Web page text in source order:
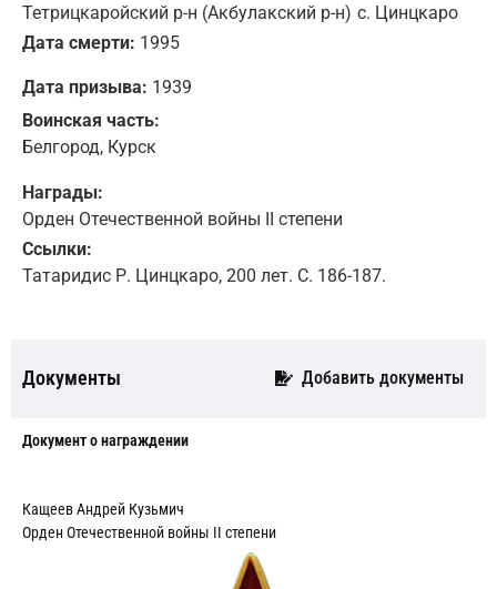
Тетрицкаройский р-н (Акбулакский р-н) с. Цинцкаро
Дата смерти: 1995
Дата призыва: 1939
Воинская часть:
Белгород, Курск
Награды:
Орден Отечественной войны II степени
Ссылки:
Татаридис Р. Цинцкаро, 200 лет. С. 186-187.
Документы Добавить документы
Документ о награждении
Кащеев Андрей Кузьмич
Орден Отечественной войны II степени